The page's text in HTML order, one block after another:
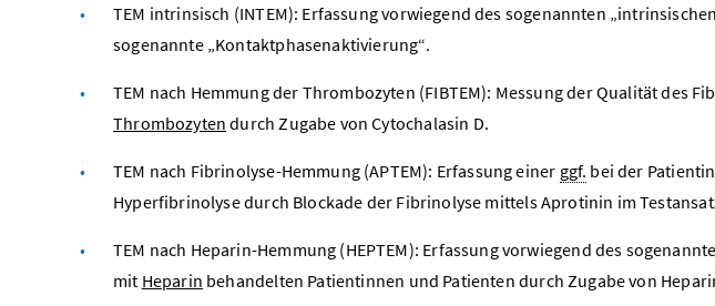
TEM intrinsisch (INTEM): Erfassung vorwiegend des sogenannten
sogenannte „Kontaktphasenaktivierung“.
TEM nach Hemmung der Thrombozyten (FIBTEM): Messung der Qualität des
Thrombozyten durch Zugabe von Cytochalasin D.
TEM nach Fibrinolyse-Hemmung (APTEM): Erfassung einer ggf. bei der
Hyperfibrinolyse durch Blockade der Fibrinolyse mittels Aprotinin im
TEM nach Heparin-Hemmung (HEPTEM): Erfassung vorwiegend des
mit Heparin behandelten Patientinnen und Patienten durch Zugabe von